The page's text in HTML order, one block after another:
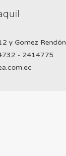
y Gomez Rendón
- 2414775